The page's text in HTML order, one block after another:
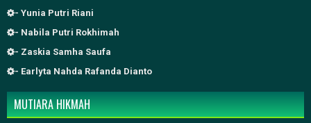
- Yunia Putri Riani
- Nabila Putri Rokhimah
- Zaskia Samha Saufa
- Earlyta Nahda Rafanda Dianto
MUTIARA HIKMAH